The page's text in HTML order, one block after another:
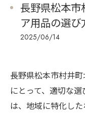
長野県松本市
ア用品の選び
2025/06/14
長野県松本市村井
にとって、適切な
は、地域に特化し